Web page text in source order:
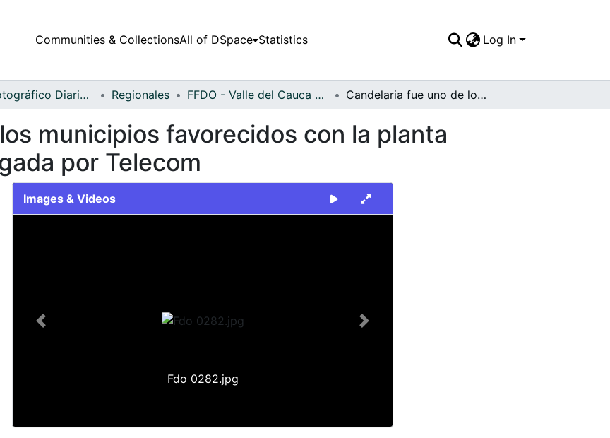
Communities & CollectionsAll of DSpace Statistics Log In
Fondo Fotográfico Diario Occidente Regionales FFDO - Valle del Cauca - Patrimonial Candelaria fue uno de los municipios favorecidos con la planta telefónica digital entregada por Telecom
municipios favorecidos con la planta
por Telecom
Images & Videos
Fdo 0282.jpg
Previous Next